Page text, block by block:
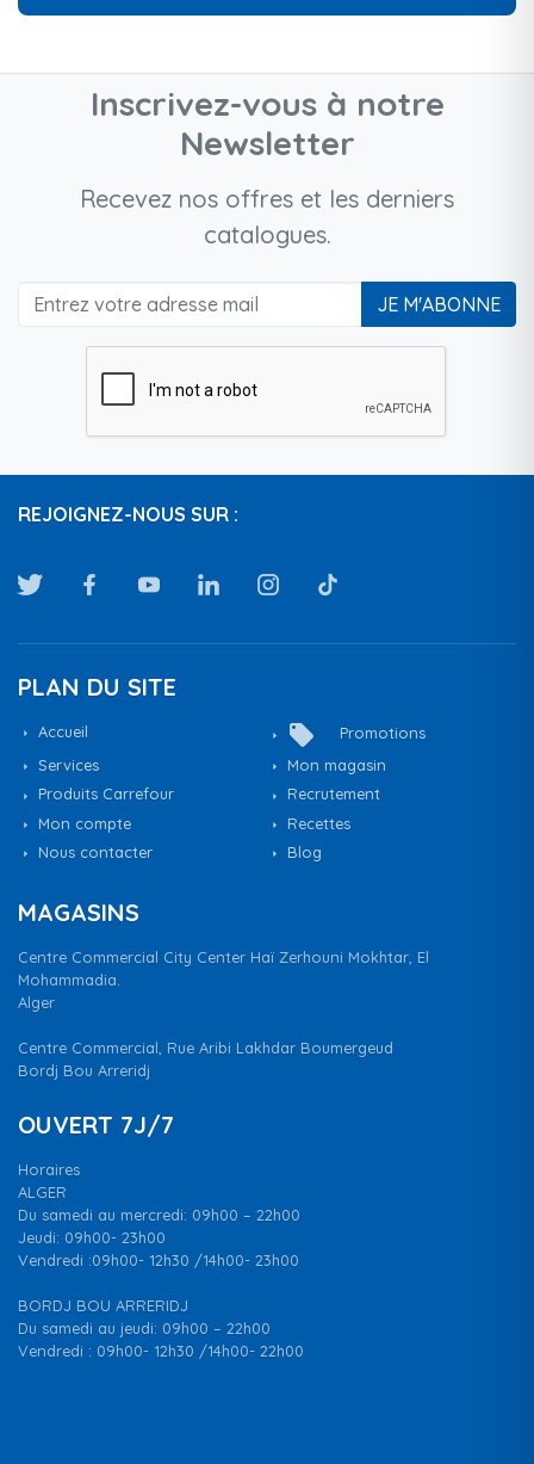
Inscrivez-vous à notre
Newsletter
Recevez nos offres et les derniers
catalogues.
JE M'ABONNE
REJOIGNEZ-NOUS SUR :
PLAN DU SITE
Accueil local_offer
Promotions
Services
Mon magasin
Produits Carrefour
Recrutement
Mon compte
Recettes
Nous contacter
Blog
MAGASINS
Centre Commercial City Center Haï Zerhouni Mokhtar, El
Mohammadia.
Alger
Centre Commercial, Rue Aribi Lakhdar Boumergeud
Bordj Bou Arreridj
OUVERT 7J/7
Horaires
ALGER
Du samedi au mercredi: 09h00 – 22h00
Jeudi: 09h00- 23h00
Vendredi :09h00- 12h30 /14h00- 23h00
BORDJ BOU ARRERIDJ
Du samedi au jeudi: 09h00 – 22h00
Vendredi : 09h00- 12h30 /14h00- 22h00